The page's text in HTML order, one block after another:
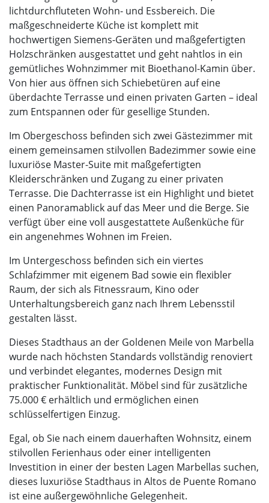
lichtdurchfluteten Wohn- und Essbereich. Die
maßgeschneiderte Küche ist komplett mit
hochwertigen Siemens-Geräten und maßgefertigten
Holzschränken ausgestattet und geht nahtlos in ein
gemütliches Wohnzimmer mit Bioethanol-Kamin über.
Von hier aus öffnen sich Schiebetüren auf eine
überdachte Terrasse und einen privaten Garten – ideal
zum Entspannen oder für gesellige Stunden.
Im Obergeschoss befinden sich zwei Gästezimmer mit
einem gemeinsamen stilvollen Badezimmer sowie eine
luxuriöse Master-Suite mit maßgefertigten
Kleiderschränken und Zugang zu einer privaten
Terrasse. Die Dachterrasse ist ein Highlight und bietet
einen Panoramablick auf das Meer und die Berge. Sie
verfügt über eine voll ausgestattete Außenküche für
ein angenehmes Wohnen im Freien.
Im Untergeschoss befinden sich ein viertes
Schlafzimmer mit eigenem Bad sowie ein flexibler
Raum, der sich als Fitnessraum, Kino oder
Unterhaltungsbereich ganz nach Ihrem Lebensstil
gestalten lässt.
Dieses Stadthaus an der Goldenen Meile von Marbella
wurde nach höchsten Standards vollständig renoviert
und verbindet elegantes, modernes Design mit
praktischer Funktionalität. Möbel sind für zusätzliche
75.000 € erhältlich und ermöglichen einen
schlüsselfertigen Einzug.
Egal, ob Sie nach einem dauerhaften Wohnsitz, einem
stilvollen Ferienhaus oder einer intelligenten
Investition in einer der besten Lagen Marbellas suchen,
dieses luxuriöse Stadthaus in Altos de Puente Romano
ist eine außergewöhnliche Gelegenheit.